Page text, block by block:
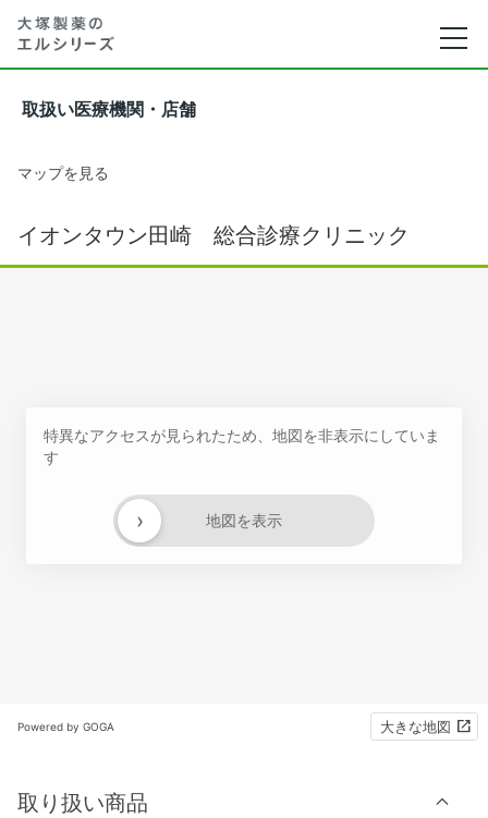
取扱い医療機関・店舗
マップを見る
イオンタウン田崎 総合診療クリニック
特異なアクセスが見られたため、地図を非表示にしていま
す
地図を表示
›
Powered by GOGA 大きな地図
取り扱い商品